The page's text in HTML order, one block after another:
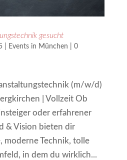
gesucht
| Events in München
0
(m/w/d)
| Vollzeit Ob
oder erfahrener
& Vision bieten dir
moderne Technik, tolle
in dem du wirklich...